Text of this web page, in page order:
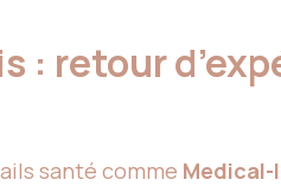
: retour
santé comme Medical-